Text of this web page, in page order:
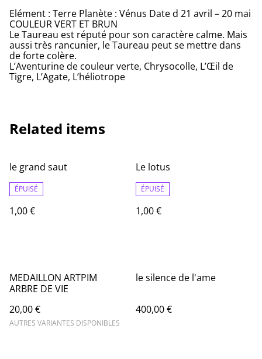
Elément : Terre Planète : Vénus Date d 21 avril – 20 mai
COULEUR VERT ET BRUN
Le Taureau est réputé pour son caractère calme. Mais
aussi très rancunier, le Taureau peut se mettre dans
de forte colère.
L’Aventurine de couleur verte, Chrysocolle, L’Œil de
Tigre, L’Agate, L’héliotrope
Related items
le grand saut
ÉPUISÉ
1,00 €
Le lotus
ÉPUISÉ
1,00 €
MEDAILLON ARTPIM
ARBRE DE VIE
20,00 €
AUTRES VARIANTES DISPONIBLES
le silence de l'ame
400,00 €